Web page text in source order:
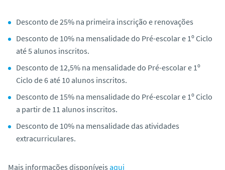
Desconto de 25% na primeira inscrição e renovações
Desconto de 10% na mensalidade do Pré-escolar e 1º Ciclo
até 5 alunos inscritos.
Desconto de 12,5% na mensalidade do Pré-escolar e 1º
Ciclo de 6 até 10 alunos inscritos.
Desconto de 15% na mensalidade do Pré-escolar e 1º Ciclo
a partir de 11 alunos inscritos.
Desconto de 10% na mensalidade das atividades
extracurriculares.
Mais informações disponíveis aqui